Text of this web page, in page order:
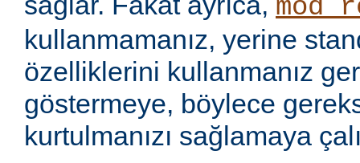
kullanmamanız, yerine
özelliklerini kullanmanız
göstermeye, böylece
kurtulmanızı sağlamaya